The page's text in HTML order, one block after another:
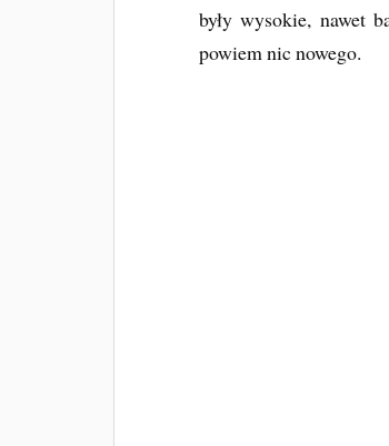
były wysokie, nawet
powiem nic nowego.